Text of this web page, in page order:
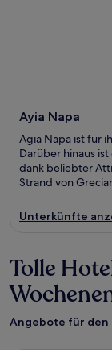
Ayia Napa
Agia Napa ist für
Darüber hinaus
dank beliebter
Strand von
Unterkünfte
Tolle
Angebote für den